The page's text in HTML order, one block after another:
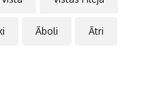
Āboli Ātri